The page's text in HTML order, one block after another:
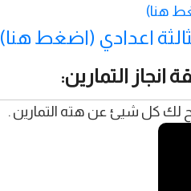
هنا)
اعدادي (اضغط هنا)
انجاز التمارين:
لك كل شيئ عن هته التمارين .